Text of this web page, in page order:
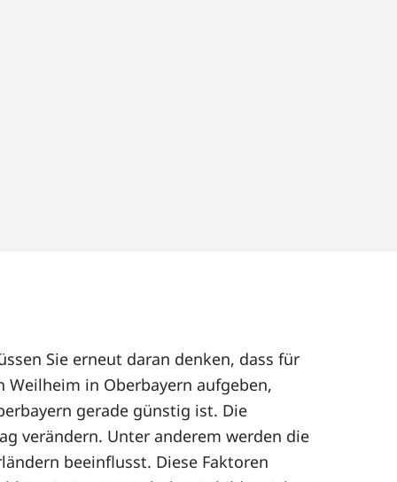
Sie erneut daran denken, dass für
Weilheim in Oberbayern aufgeben,
gerade günstig ist. Die
verändern. Unter anderem werden die
beeinflusst. Diese Faktoren